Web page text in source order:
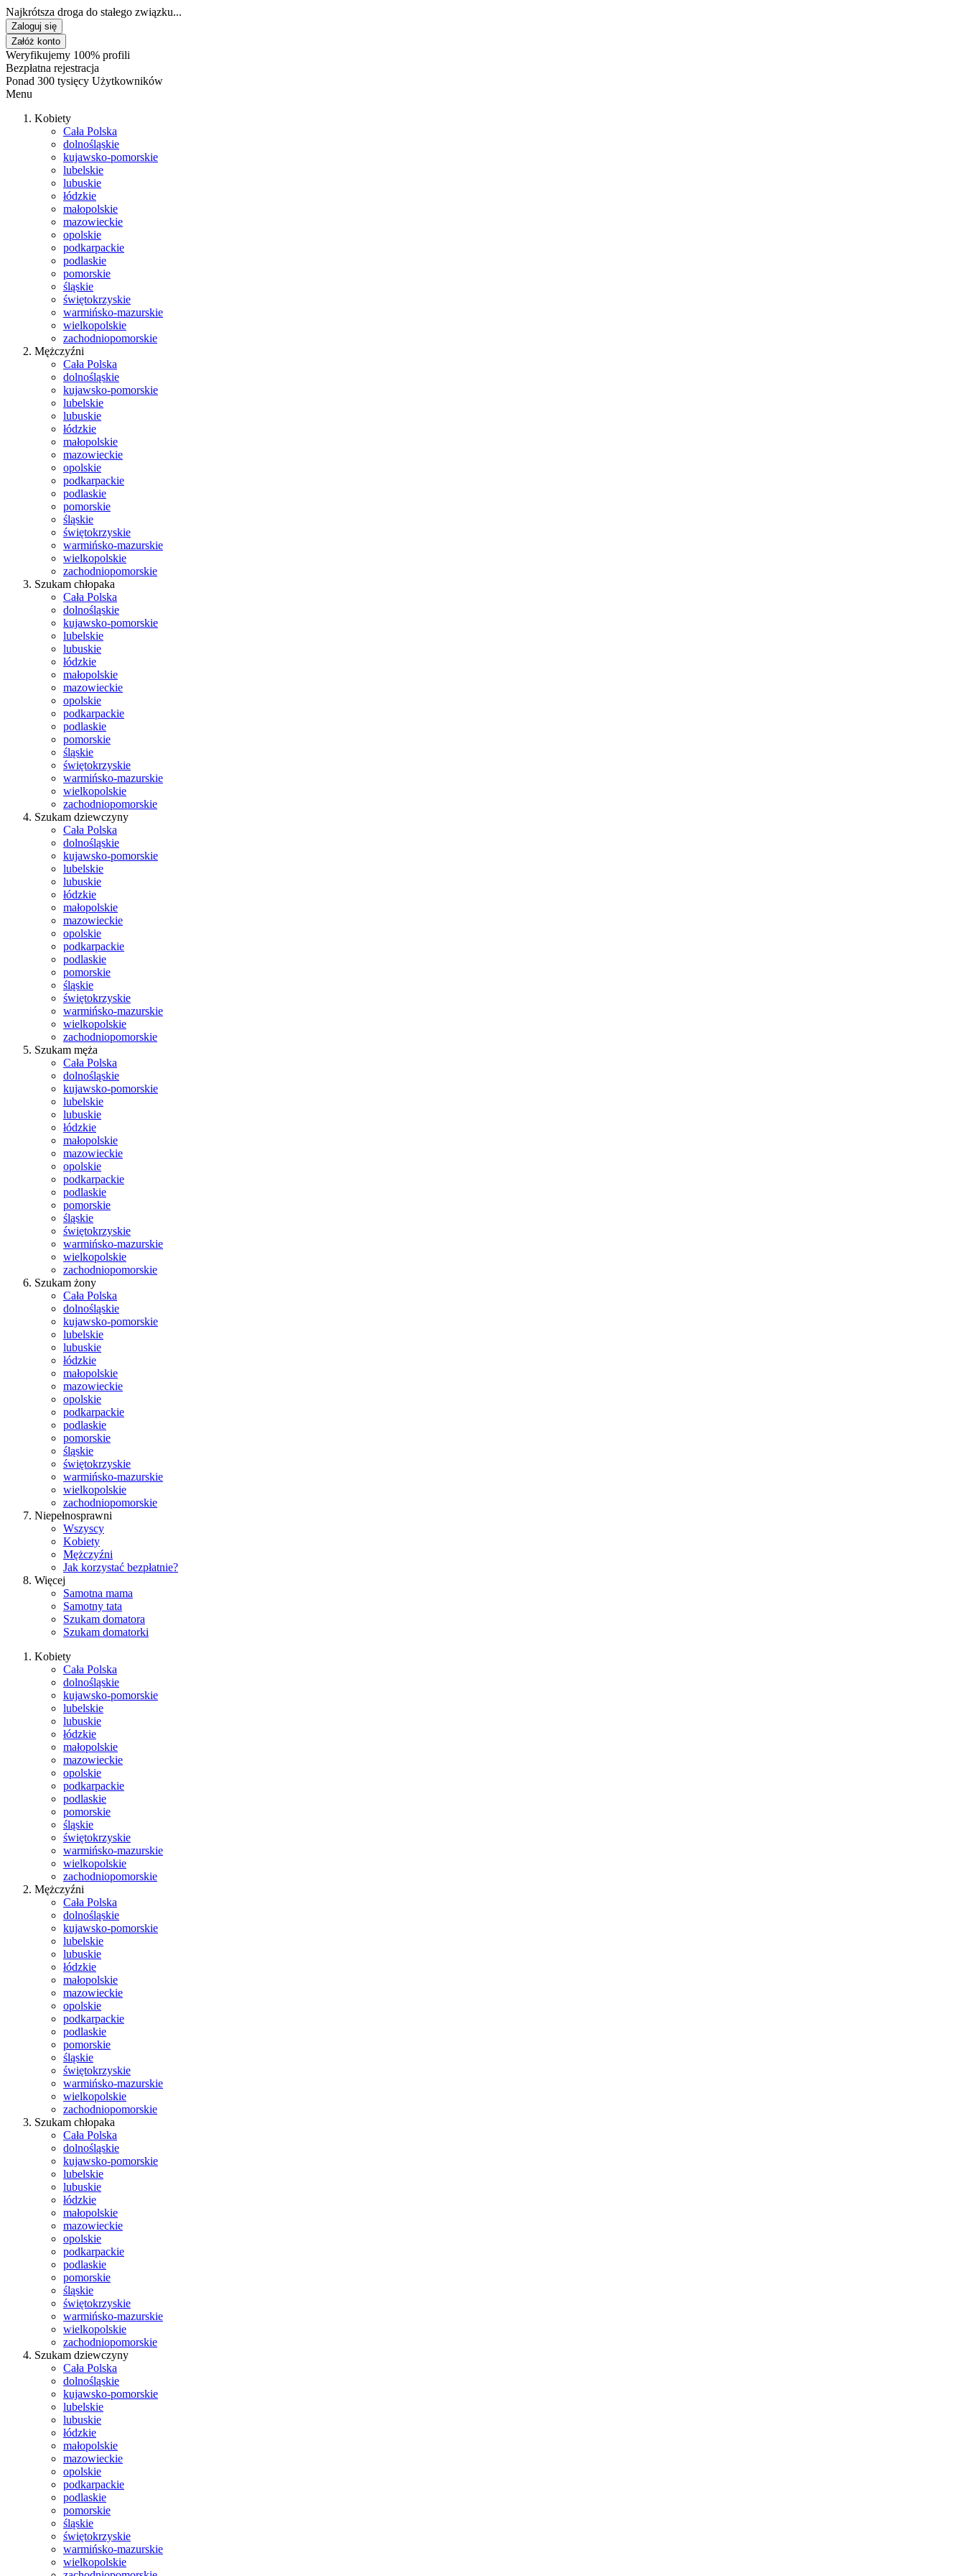
Najkrótsza droga do stałego związku...
Zaloguj się
Załóż konto
Weryfikujemy 100% profili
Bezpłatna rejestracja
Ponad 300 tysięcy Użytkowników
Menu
Kobiety
Cała Polska
dolnośląskie
kujawsko-pomorskie
lubelskie
lubuskie
łódzkie
małopolskie
mazowieckie
opolskie
podkarpackie
podlaskie
pomorskie
śląskie
świętokrzyskie
warmińsko-mazurskie
wielkopolskie
zachodniopomorskie
Mężczyźni
Cała Polska
dolnośląskie
kujawsko-pomorskie
lubelskie
lubuskie
łódzkie
małopolskie
mazowieckie
opolskie
podkarpackie
podlaskie
pomorskie
śląskie
świętokrzyskie
warmińsko-mazurskie
wielkopolskie
zachodniopomorskie
Szukam chłopaka
Cała Polska
dolnośląskie
kujawsko-pomorskie
lubelskie
lubuskie
łódzkie
małopolskie
mazowieckie
opolskie
podkarpackie
podlaskie
pomorskie
śląskie
świętokrzyskie
warmińsko-mazurskie
wielkopolskie
zachodniopomorskie
Szukam dziewczyny
Cała Polska
dolnośląskie
kujawsko-pomorskie
lubelskie
lubuskie
łódzkie
małopolskie
mazowieckie
opolskie
podkarpackie
podlaskie
pomorskie
śląskie
świętokrzyskie
warmińsko-mazurskie
wielkopolskie
zachodniopomorskie
Szukam męża
Cała Polska
dolnośląskie
kujawsko-pomorskie
lubelskie
lubuskie
łódzkie
małopolskie
mazowieckie
opolskie
podkarpackie
podlaskie
pomorskie
śląskie
świętokrzyskie
warmińsko-mazurskie
wielkopolskie
zachodniopomorskie
Szukam żony
Cała Polska
dolnośląskie
kujawsko-pomorskie
lubelskie
lubuskie
łódzkie
małopolskie
mazowieckie
opolskie
podkarpackie
podlaskie
pomorskie
śląskie
świętokrzyskie
warmińsko-mazurskie
wielkopolskie
zachodniopomorskie
Niepełnosprawni
Wszyscy
Kobiety
Mężczyźni
Jak korzystać bezpłatnie?
Więcej
Samotna mama
Samotny tata
Szukam domatora
Szukam domatorki
Kobiety
Cała Polska
dolnośląskie
kujawsko-pomorskie
lubelskie
lubuskie
łódzkie
małopolskie
mazowieckie
opolskie
podkarpackie
podlaskie
pomorskie
śląskie
świętokrzyskie
warmińsko-mazurskie
wielkopolskie
zachodniopomorskie
Mężczyźni
Cała Polska
dolnośląskie
kujawsko-pomorskie
lubelskie
lubuskie
łódzkie
małopolskie
mazowieckie
opolskie
podkarpackie
podlaskie
pomorskie
śląskie
świętokrzyskie
warmińsko-mazurskie
wielkopolskie
zachodniopomorskie
Szukam chłopaka
Cała Polska
dolnośląskie
kujawsko-pomorskie
lubelskie
lubuskie
łódzkie
małopolskie
mazowieckie
opolskie
podkarpackie
podlaskie
pomorskie
śląskie
świętokrzyskie
warmińsko-mazurskie
wielkopolskie
zachodniopomorskie
Szukam dziewczyny
Cała Polska
dolnośląskie
kujawsko-pomorskie
lubelskie
lubuskie
łódzkie
małopolskie
mazowieckie
opolskie
podkarpackie
podlaskie
pomorskie
śląskie
świętokrzyskie
warmińsko-mazurskie
wielkopolskie